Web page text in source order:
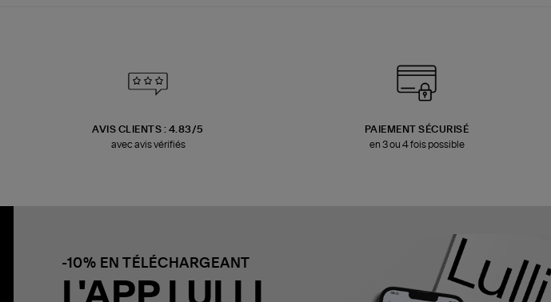
AVIS CLIENTS : 4.83/5
avec avis vérifiés
PAIEMENT SÉCURISÉ
en 3 ou 4 fois possible
-10% EN TÉLÉCHARGEANT